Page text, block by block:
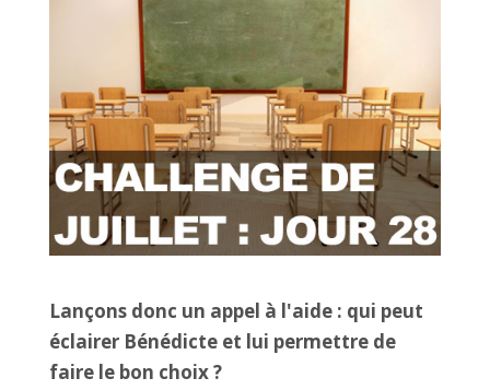
Lançons donc un appel à l'aide : qui peut
éclairer Bénédicte et lui permettre de
faire le bon choix ?